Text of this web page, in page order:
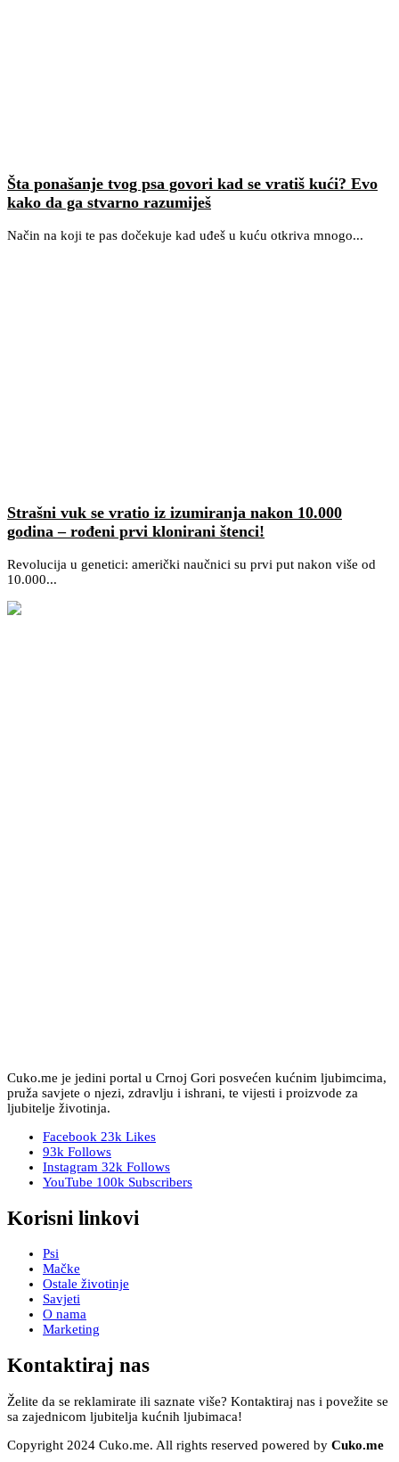
Šta ponašanje tvog psa govori kad se vratiš kući? Evo
kako da ga stvarno razumiješ
Način na koji te pas dočekuje kad uđeš u kuću otkriva mnogo...
Strašni vuk se vratio iz izumiranja nakon 10.000
godina – rođeni prvi klonirani štenci!
Revolucija u genetici: američki naučnici su prvi put nakon više od
10.000...
Cuko.me je jedini portal u Crnoj Gori posvećen kućnim ljubimcima,
pruža savjete o njezi, zdravlju i ishrani, te vijesti i proizvode za
ljubitelje životinja.
Facebook 23k Likes
93k Follows
Instagram 32k Follows
YouTube 100k Subscribers
Korisni linkovi
Psi
Mačke
Ostale životinje
Savjeti
O nama
Marketing
Kontaktiraj nas
Želite da se reklamirate ili saznate više? Kontaktiraj nas i povežite se
sa zajednicom ljubitelja kućnih ljubimaca!
Copyright 2024 Cuko.me. All rights reserved powered by Cuko.me